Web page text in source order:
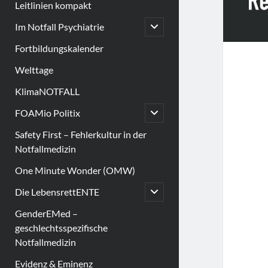
Leitlinien kompakt
Im Notfall Psychiatrie
open
child
Fortbildungskalender
Welttage
KlimaNOTFALL
FOAMio Politix
open
child
Safety First – Fehlerkultur in der
Notfallmedizin
One Minute Wonder (OMW)
Die LebensrettENTE
open
child
GenderEMed –
geschlechtsspezifische
Notfallmedizin
Evidenz & Eminenz